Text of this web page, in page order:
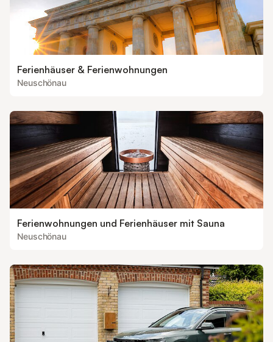
Ferienhäuser & Ferienwohnungen
Neuschönau
Ferienwohnungen und Ferienhäuser mit Sauna
Neuschönau